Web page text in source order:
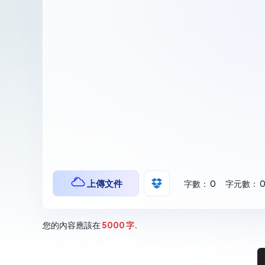
上傳文件 字數： 0 字元數： 0
您的內容應該在5000 字.